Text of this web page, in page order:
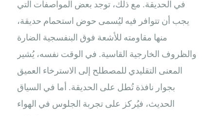
في الحديقة. مع ذلك، توجد بعض المواصفات التي
يجب أن تتوافر فيه ليُسمى حوض استحمام حديقة،
منها مقاومته للأشعة فوق البنفسجية الضارة
والظروف الخارجية القاسية. في الوقت نفسه، يُشير
المعنى التقليدي للمصطلح إلى الاسترخاء العميق
بجوار نافذة تُطل على الحديقة. أما في السياق
الحديث، فيُركز على تجربة الجلوس في الهواء